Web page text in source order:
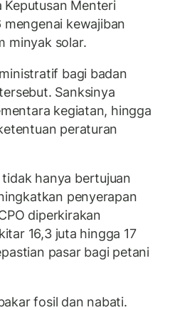
Keputusan Menteri
mengenai kewajiban
minyak solar.
bagi badan
Sanksinya
kegiatan, hingga
peraturan
hanya bertujuan
penyerapan
diperkirakan
16,3 juta hingga 17
pasar bagi petani
fosil dan nabati.